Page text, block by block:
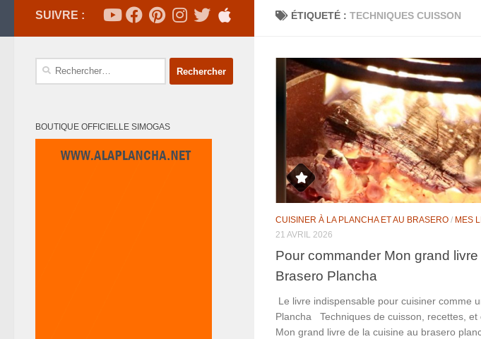
ÉTIQUETÉ :TECHNIQUES CUISSON
CUISINER À LA PLANCHA ET AU BRASERO / MES
21 AVRIL 2026
Pour commander Mon grand
Brasero Plancha
Le livre indispensable pour cuisiner comme
Plancha Techniques de cuisson, recettes, et
Mon grand livre de la cuisine au brasero
SUIVRE :
Rechercher :
BOUTIQUE OFFICIELLE SIMOGAS